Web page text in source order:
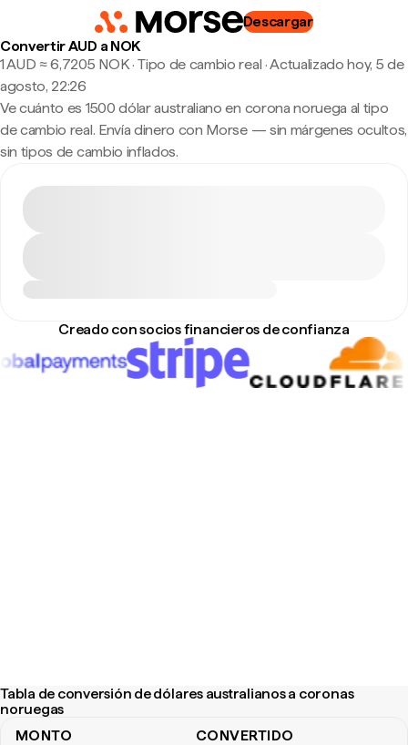
Descargar
Convertir AUD a NOK
1 AUD ≈ 6,7205 NOK · Tipo de cambio real ·Actualizado hoy, 5 de
agosto, 22:26
Ve cuánto es 1500 dólar australiano en corona noruega al tipo
de cambio real. Envía dinero con Morse — sin márgenes ocultos,
sin tipos de cambio inflados.
Creado con socios financieros de confianza
Tabla de conversión de dólares australianos a coronas
noruegas
MONTO CONVERTIDO